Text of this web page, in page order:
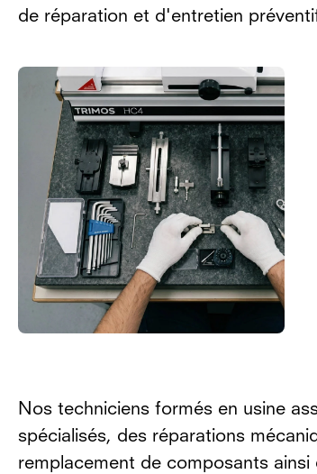
de réparation et d'entretien
Nos techniciens formés en usine
spécialisés, des réparations
remplacement de composants